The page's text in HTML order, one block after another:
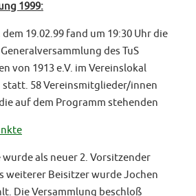
1999:
19.02.99 fand um 19:30 Uhr die
des TuS
von 1913 e.V. im Vereinslokal
58 Vereinsmitglieder/innen
auf dem Programm stehenden
wurde als neuer 2. Vorsitzender
weiterer Beisitzer wurde Jochen
Die Versammlung beschloß